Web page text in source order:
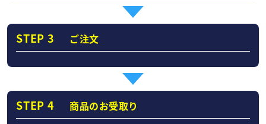
STEP 3 ご注文
STEP 4 商品のお受取り